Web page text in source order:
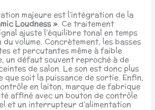
majeure est l’intégration de la
Loudness ». Ce traitement
ajuste l’équilibre tonal en temps
volume. Concrètement, les basses
et percutantes même à faible
un défaut souvent reproché à de
de salon. Le son est donc plus
que soit la puissance de sortie. Enfin,
en laiton, marque de fabrique
affiné avec un bouton de contrôle
et un interrupteur d’alimentation